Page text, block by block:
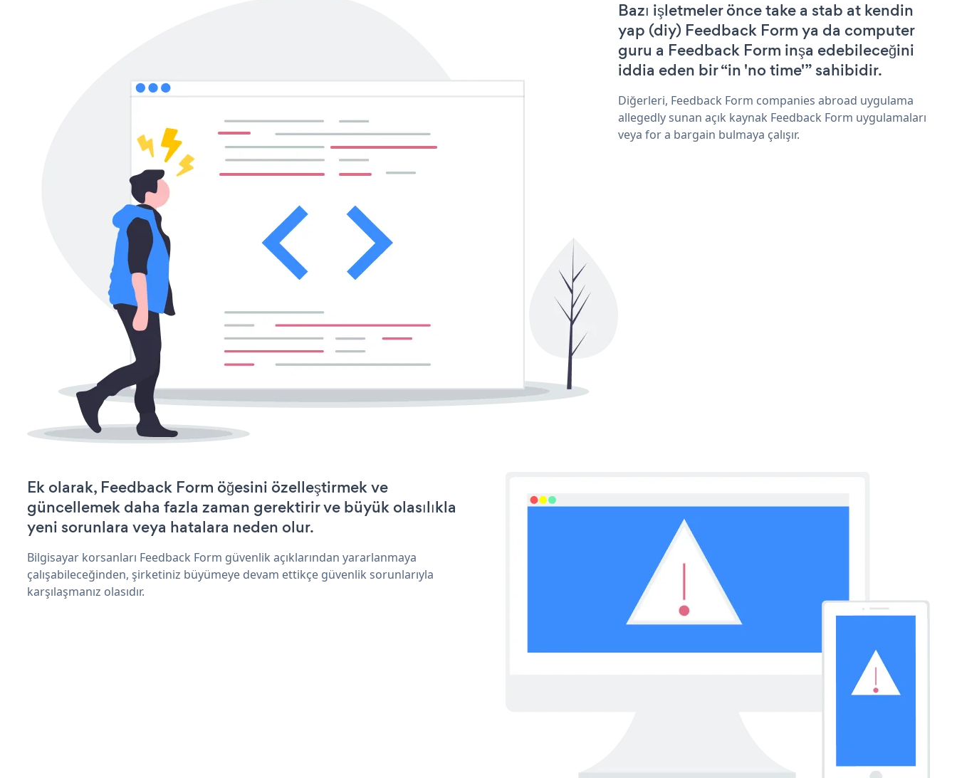
Bazı işletmeler önce take a stab at kendin
yap (diy) Feedback Form ya da computer
guru a Feedback Form inşa edebileceğini
iddia eden bir “in 'no time'” sahibidir.
Diğerleri, Feedback Form companies abroad uygulama
allegedly sunan açık kaynak Feedback Form uygulamaları
veya for a bargain bulmaya çalışır.
Ek olarak, Feedback Form öğesini özelleştirmek ve
güncellemek daha fazla zaman gerektirir ve büyük olasılıkla
yeni sorunlara veya hatalara neden olur.
Bilgisayar korsanları Feedback Form güvenlik açıklarından yararlanmaya
çalışabileceğinden, şirketiniz büyümeye devam ettikçe güvenlik sorunlarıyla
karşılaşmanız olasıdır.